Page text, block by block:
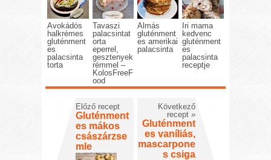
Avokádós
halkrémes
gluténment
es
palacsinta
torta
Tavaszi
palacsintat
orta
eperrel,
gesztenyek
rémmel –
KolosFreeF
ood
Almás
gluténment
es amerikai
palacsinta
Iri mama
kedvenc
gluténment
es
palacsinta
receptje
Előző recept
Gluténment
es mákos
császárzse
mle
Következő
recept »
Gluténment
es vaníliás,
mascarpone
s csiga